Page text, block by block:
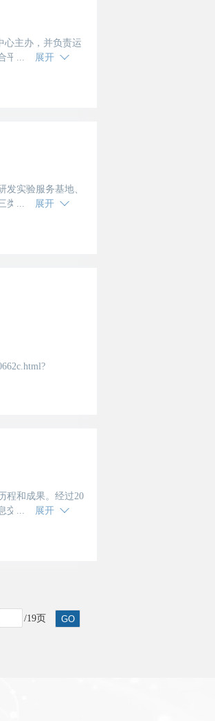
心主办，并负责运
台，是全市投资
展开
实验服务基地、
科技资源，提供
展开
程和成果。经过20
流、国际合作功
展开
/19页 GO